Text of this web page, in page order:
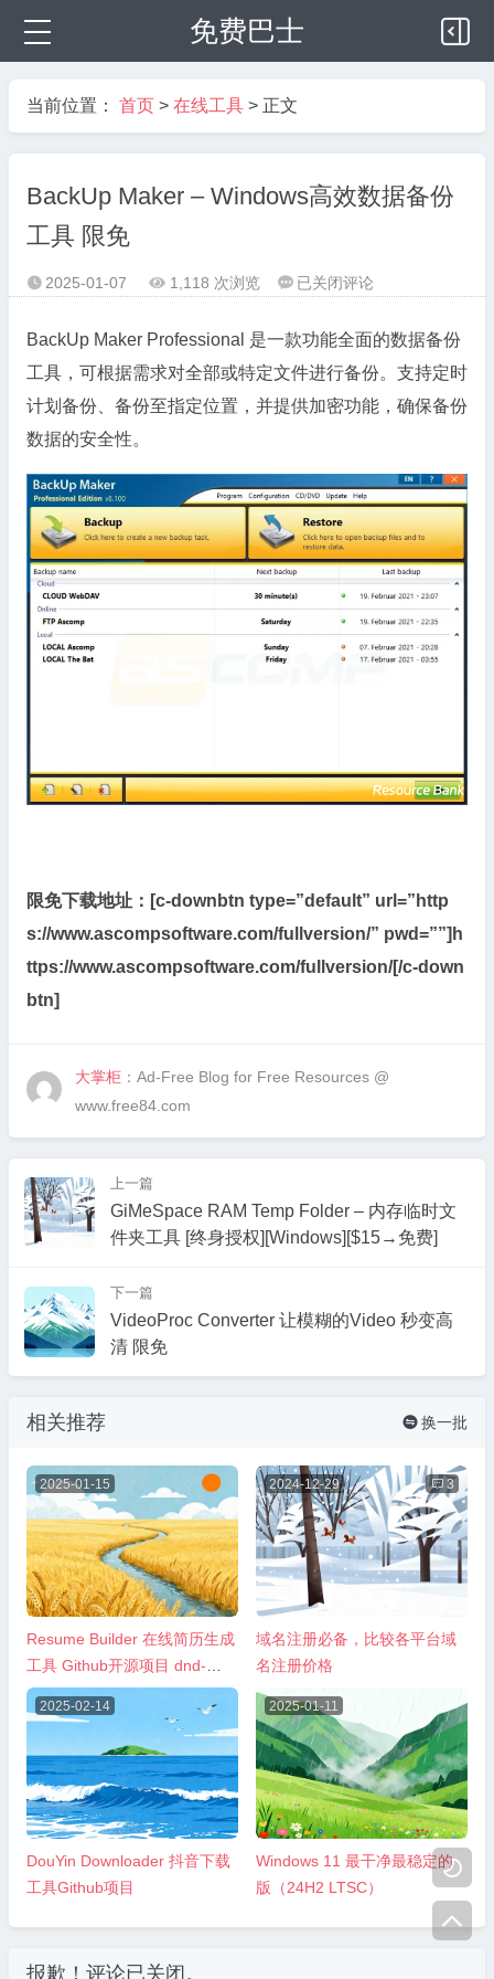
免费巴士


当前位置： 首页 > 在线工具 > 正文
BackUp Maker – Windows高效数据备份
工具 限免
 2025-01-07  1,118 次浏览  BackUp
–
Windows
效
备
份
工
具
限
已关闭评论
BackUp Maker Professional 是一款功能全面的数据备份
工具，可根据需求对全部或特定文件进行备份。支持定时
计划备份、备份至指定位置，并提供加密功能，确保备份
数据的安全性。
限免下载地址：[c-downbtn type=”default” url=”http
s://www.ascompsoftware.com/fullversion/” pwd=””]h
ttps://www.ascompsoftware.com/fullversion/[/c-down
btn]
大掌柜 ：Ad-Free Blog for Free Resources @
www.free84.com
上一篇
GiMeSpace RAM Temp Folder – 内存临时文
件夹工具 [终身授权][Windows][$15→免费]
下一篇
VideoProc Converter 让模糊的Video 秒变高
清 限免
相关推荐  换一批
2025-01-15
Resume Builder 在线简历生成
工具 Github开源项目 dnd-
resume
2024-12-29  3
域名注册必备，比较各平台域
名注册价格
2025-02-14
DouYin Downloader 抖音下载
工具Github项目
2025-01-11
Windows 11 最干净最稳定的
版（24H2 LTSC）
报歉！评论已关闭。